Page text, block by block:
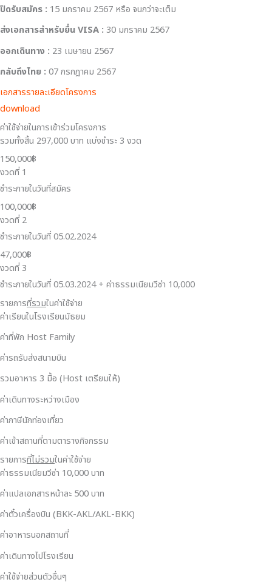
ปิดรับสมัคร : 15 มกราคม 2567 หรือ จนกว่าจะเต็ม
ส่งเอกสารสำหรับยื่น VISA : 30 มกราคม 2567
ออกเดินทาง : 23 เมษายน 2567
กลับถึงไทย : 07 กรกฎาคม 2567
เอกสารรายละเอียดโครงการ
download
ค่าใช้จ่ายในการเข้าร่วมโครงการ
รวมทั้งสิ้น 297,000 บาท แบ่งชำระ 3 งวด
150,000฿
งวดที่ 1
ชำระภายในวันที่สมัคร
100,000฿
งวดที่ 2
ชำระภายในวันที่ 05.02.2024
47,000฿
งวดที่ 3
ชำระภายในวันที่ 05.03.2024 + ค่าธรรมเนียมวีซ่า 10,000
รายการที่รวมในค่าใช้จ่าย
ค่าเรียนในโรงเรียนมัธยม
ค่าที่พัก Host Family
ค่ารถรับส่งสนามบิน
รวมอาหาร 3 มื้อ (Host เตรียมให้)
ค่าเดินทางระหว่างเมือง
ค่าภาษีนักท่องเที่ยว
ค่าเข้าสถานที่ตามตารางกิจกรรม
รายการที่ไม่รวมในค่าใช้จ่าย
ค่าธรรมเนียมวีซ่า 10,000 บาท
ค่าแปลเอกสารหน้าละ 500 บาท
ค่าตั๋วเครื่องบิน (BKK-AKL/AKL-BKK)
ค่าอาหารนอกสถานที่
ค่าเดินทางไปโรงเรียน
ค่าใช้จ่ายส่วนตัวอื่นๆ